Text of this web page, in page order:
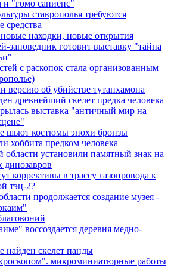
и "гомо сапиенс"
ставрополья требуются
средства
новые находки, новые открытия
заповедник готовит выставку "тайна
с раскопок стала организованным
версию об убийстве тутанхамона
древнейший скелет предка человека
выставка "античный мир на
шьют костюмы эпохи бронзы
хоббита предком человека
области установили памятный знак на
динозавров
коррективы в трассу газопровода к
тэц-2?
продолжается создание музея -
воссоздается деревня медно-
найден скелет панды
микроминиатюрные работы